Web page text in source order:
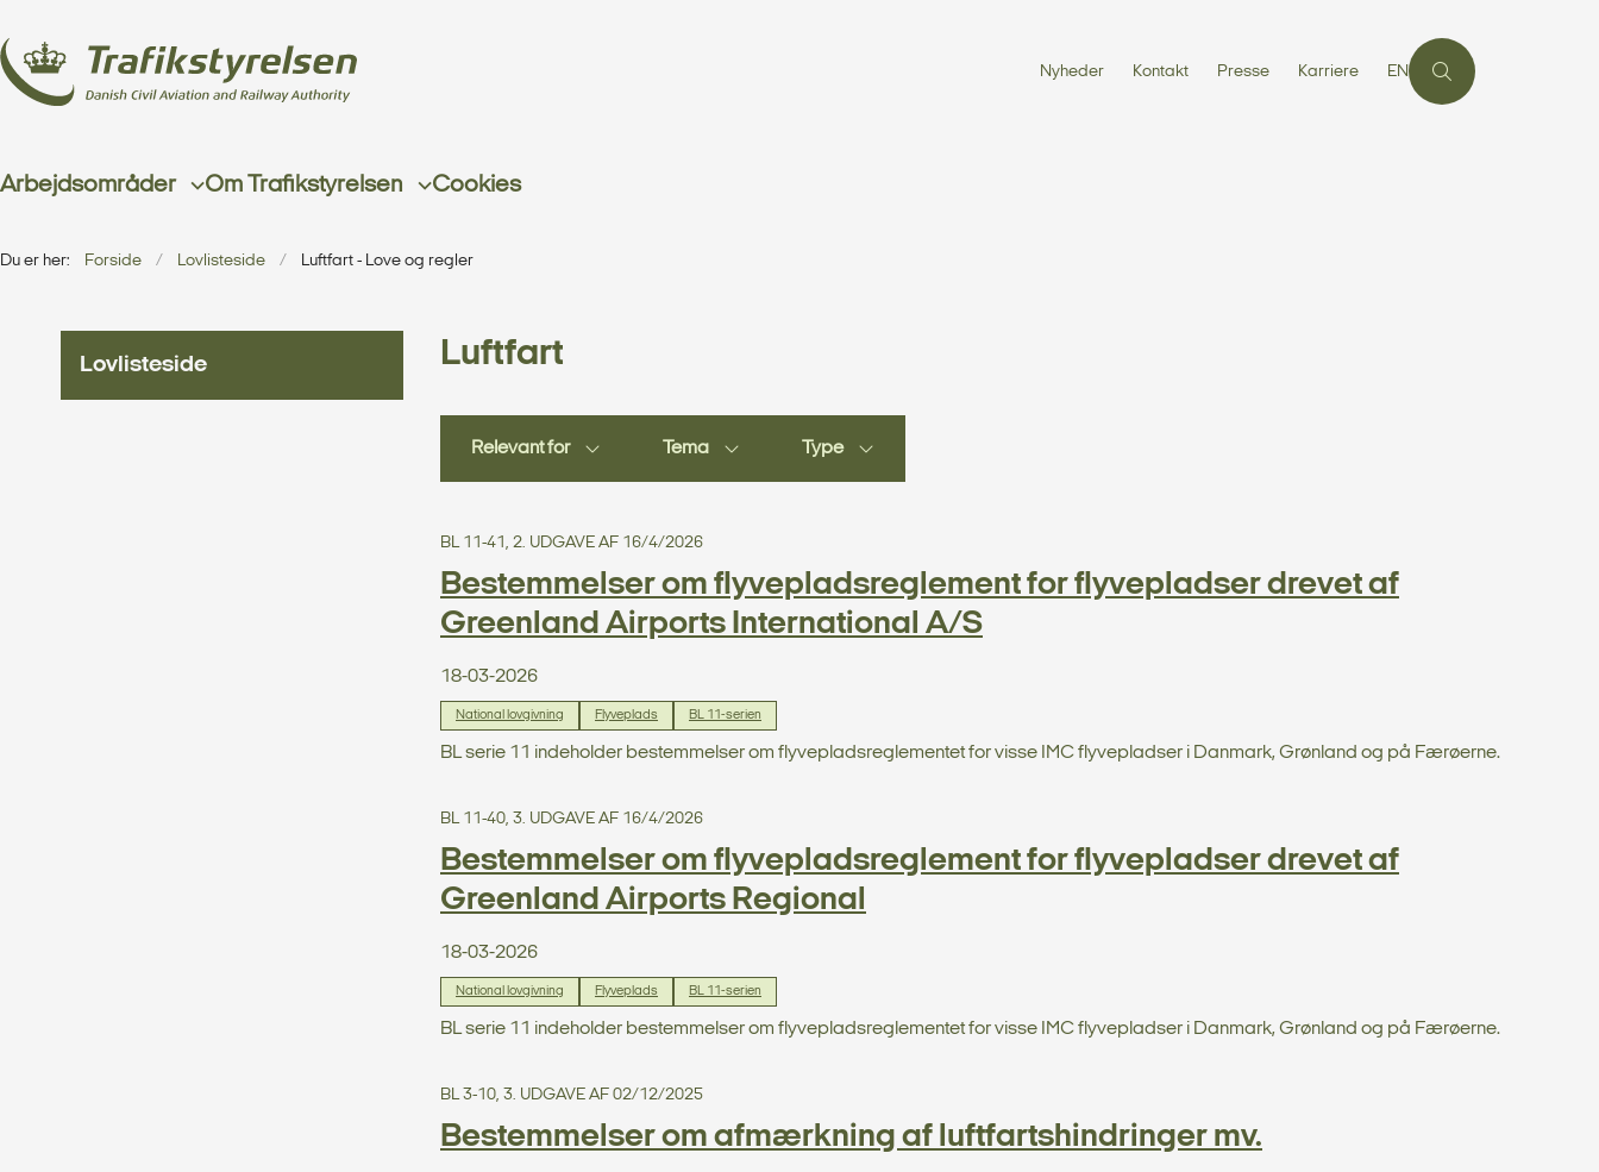
Nyheder Kontakt Presse Karriere EN
Arbejdsområder Om Trafikstyrelsen Cookies
Du er her: Forside Lovlisteside Luftfart - Love og regler
Lovlisteside Luftfart
Relevant for Tema Type
BL 11-41, 2. UDGAVE AF 16/4/2026
Bestemmelser om flyvepladsreglement for flyvepladser drevet af
Greenland Airports International A/S
18-03-2026
National lovgivning Flyveplads BL 11-serien
BL serie 11 indeholder bestemmelser om flyvepladsreglementet for visse IMC flyvepladser i Danmark, Grønland og på Færøerne.
BL 11-40, 3. UDGAVE AF 16/4/2026
Bestemmelser om flyvepladsreglement for flyvepladser drevet af
Greenland Airports Regional
18-03-2026
National lovgivning Flyveplads BL 11-serien
BL serie 11 indeholder bestemmelser om flyvepladsreglementet for visse IMC flyvepladser i Danmark, Grønland og på Færøerne.
BL 3-10, 3. UDGAVE AF 02/12/2025
Bestemmelser om afmærkning af luftfartshindringer mv.